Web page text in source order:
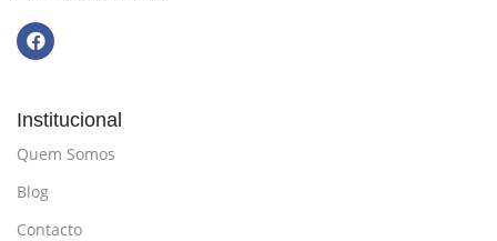
Institucional
Quem Somos
Blog
Contacto